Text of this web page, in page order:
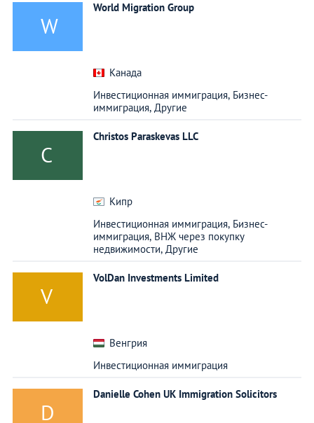
World Migration Group
W
Канада
Инвестиционная иммиграция, Бизнес-
иммиграция, Другие
Christos Paraskevas LLC
C
Кипр
Инвестиционная иммиграция, Бизнес-
иммиграция, ВНЖ через покупку
недвижимости, Другие
VolDan Investments Limited
V
Венгрия
Инвестиционная иммиграция
Danielle Cohen UK Immigration Solicitors
D